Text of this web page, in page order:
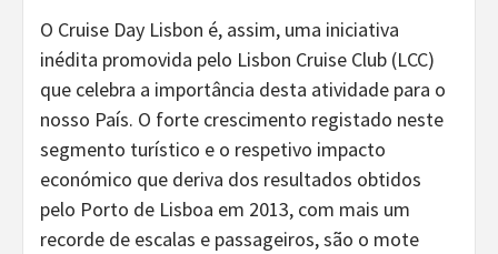
O Cruise Day Lisbon é, assim, uma iniciativa
inédita promovida pelo Lisbon Cruise Club (LCC)
que celebra a importância desta atividade para o
nosso País. O forte crescimento registado neste
segmento turístico e o respetivo impacto
económico que deriva dos resultados obtidos
pelo Porto de Lisboa em 2013, com mais um
recorde de escalas e passageiros, são o mote